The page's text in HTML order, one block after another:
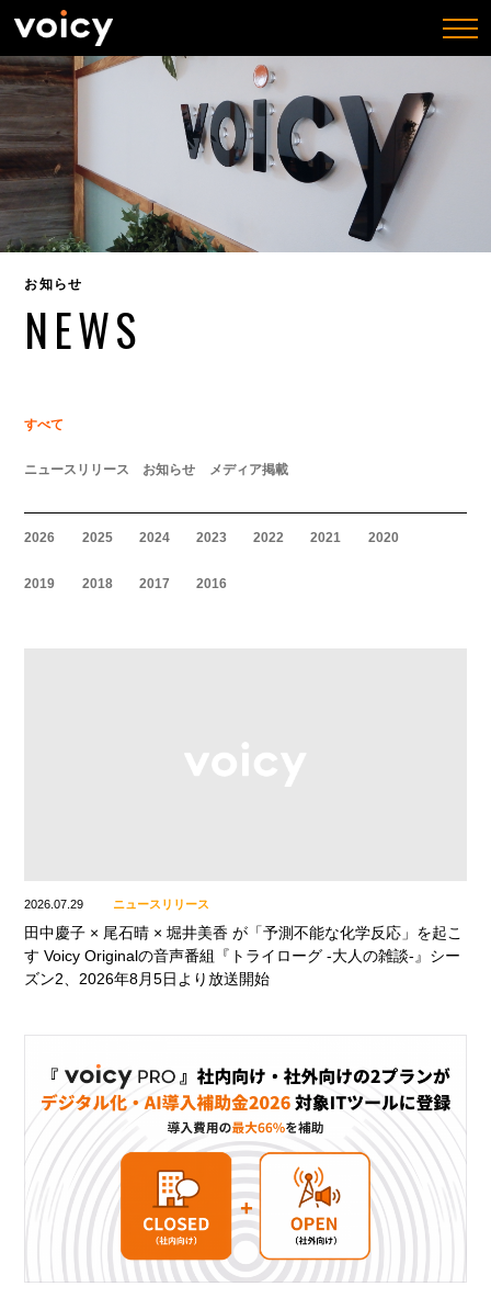
お知らせ
NEWS
すべて
ニュースリリース お知らせ メディア掲載
2026 2025 2024 2023 2022 2021 2020
2019 2018 2017 2016
2026.07.29 ニュースリリース
田中慶子 × 尾石晴 × 堀井美香 が「予測不能な化学反応」を起こ
す Voicy Originalの音声番組『トライローグ -大人の雑談-』シー
ズン2、2026年8月5日より放送開始